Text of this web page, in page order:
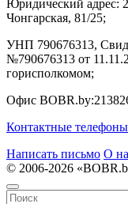
Юридический адрес:
Чонгарская, 81/25;
УНП 790676313,
№790676313 от
горисполкомом;
Офис BOBR.by:
Контактные телефоны
Написать письмо О
© 2006-2026